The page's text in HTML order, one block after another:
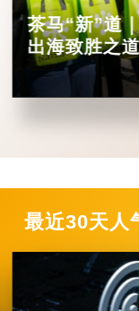
茶马“新”道
出海致胜之
最近30天人